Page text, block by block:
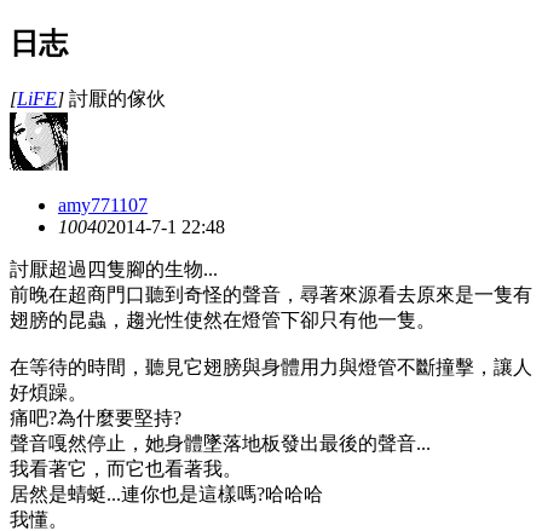
日志
[LiFE] 討厭的傢伙
amy771107
100402014-7-1 22:48
討厭超過四隻腳的生物...
前晚在超商門口聽到奇怪的聲音，尋著來源看去原來是一隻有
翅膀的昆蟲，趨光性使然在燈管下卻只有他一隻。
在等待的時間，聽見它翅膀與身體用力與燈管不斷撞擊，讓人
好煩躁。
痛吧?為什麼要堅持?
聲音嘎然停止，她身體墜落地板發出最後的聲音...
我看著它，而它也看著我。
居然是蜻蜓...連你也是這樣嗎?哈哈哈
我懂。